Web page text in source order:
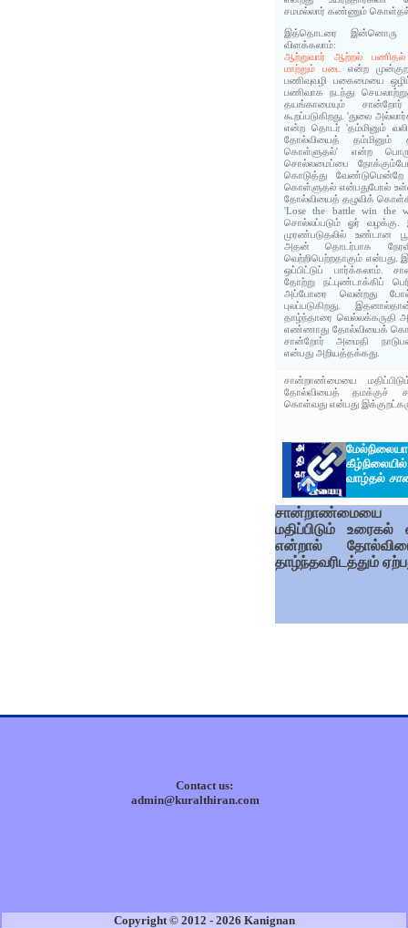
சமமல்லார் கண்ணும் கொள்தல்
இத்தொடரை இன்னொரு
விளக்கலாம்:
ஆற்றுவார் ஆற்றல் பணிதல்
மாற்றும் படை
என்ற
பணிவுவழி பகைமையை
பணிவாக நடந்து
தயங்காமையும்
கூறப்படுகிறது. 'துலை
என்ற தொடர் 'தம்மினும்
தோல்வியைத் தம்மினும்
கொள்ளுதல்' என்ற
சொல்லமைப்பை
கொடுத்து வேண்டுமென்றே
கொள்ளுதல் என்பதுபோல்
தோல்வியைத் தழுவிக்
'Lose the battle win the
சொல்லப்படும் ஓர் வழக்கு.
முரண்படுதலில் உண்டான
அதன் தொடர்பாக
வெற்றிபெற்றதாகும்
ஒப்பிட்டுப் பார்க்கலாம்.
தோற்று நட்புண்டாக்கிப்
அப்போரை வென்றது
புலப்படுகிறது.
தாழ்ந்தாரை வெல்லக்கருதி
எண்ணாது தோல்வியைக்
சான்றோர் அமைதி
என்பது அறியத்தக்கது.
சான்றாண்மையை
தோல்வியைத் தமக்குச்
கொள்வது என்பது
வாழ்தல்
சான்றாண்மையை
மதிப்பிடும் உரைகல்
என்றால்
தாழ்ந்தவரிடத்தும்
Contact us:
admin@kuralthiran.com
Copyright © 2012 - 2026 Kanignan